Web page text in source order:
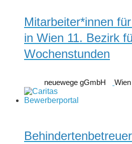
Mitarbeiter*innen
in Wien 11. Bezirk
Wochenstunden
neuewege gGmbH